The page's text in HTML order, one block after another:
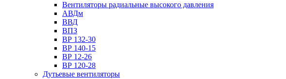
Вентиляторы радиальные высокого давления
АВДм
ВВД
ВПЗ
ВР 132-30
ВР 140-15
ВР 12-26
ВР 120-28
Дутьевые вентиляторы